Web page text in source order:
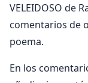
VELEIDOSO de
comentarios de
poema.
En los